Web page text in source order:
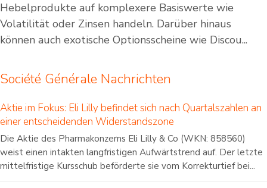
Hebelprodukte auf komplexere Basiswerte wie
Volatilität oder Zinsen handeln. Darüber hinaus
können auch exotische Optionsscheine wie Discou...
Société Générale Nachrichten
Aktie im Fokus: Eli Lilly befindet sich nach Quartalszahlen an
einer entscheidenden Widerstandszone
Die Aktie des Pharmakonzerns Eli Lilly & Co (WKN: 858560)
weist einen intakten langfristigen Aufwärtstrend auf. Der letzte
mittelfristige Kursschub beförderte sie vom Korrekturtief bei...